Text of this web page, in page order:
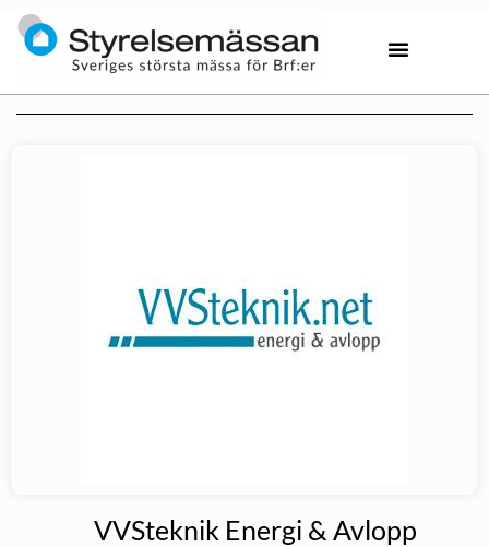
VVSteknik Energi & Avlopp